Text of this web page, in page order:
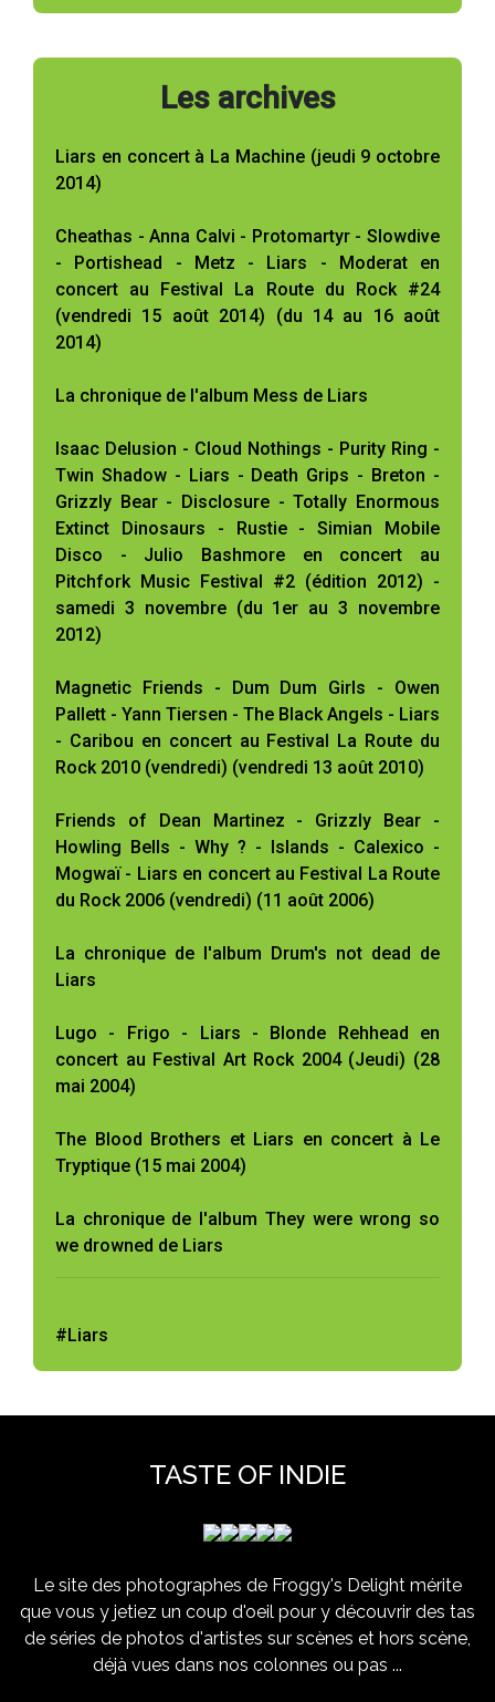
Les archives
Liars en concert à La Machine (jeudi 9 octobre
2014)
Cheathas - Anna Calvi - Protomartyr - Slowdive
- Portishead - Metz - Liars - Moderat en
concert au Festival La Route du Rock #24
(vendredi 15 août 2014) (du 14 au 16 août
2014)
La chronique de l'album Mess de Liars
Isaac Delusion - Cloud Nothings - Purity Ring -
Twin Shadow - Liars - Death Grips - Breton -
Grizzly Bear - Disclosure - Totally Enormous
Extinct Dinosaurs - Rustie - Simian Mobile
Disco - Julio Bashmore en concert au
Pitchfork Music Festival #2 (édition 2012) -
samedi 3 novembre (du 1er au 3 novembre
2012)
Magnetic Friends - Dum Dum Girls - Owen
Pallett - Yann Tiersen - The Black Angels - Liars
- Caribou en concert au Festival La Route du
Rock 2010 (vendredi) (vendredi 13 août 2010)
Friends of Dean Martinez - Grizzly Bear -
Howling Bells - Why ? - Islands - Calexico -
Mogwaï - Liars en concert au Festival La Route
du Rock 2006 (vendredi) (11 août 2006)
La chronique de l'album Drum's not dead de
Liars
Lugo - Frigo - Liars - Blonde Rehhead en
concert au Festival Art Rock 2004 (Jeudi) (28
mai 2004)
The Blood Brothers et Liars en concert à Le
Tryptique (15 mai 2004)
La chronique de l'album They were wrong so
we drowned de Liars
#Liars
TASTE OF INDIE
Le site des photographes de Froggy's Delight mérite
que vous y jetiez un coup d'oeil pour y découvrir des tas
de séries de photos d'artistes sur scènes et hors scène,
déjà vues dans nos colonnes ou pas ...